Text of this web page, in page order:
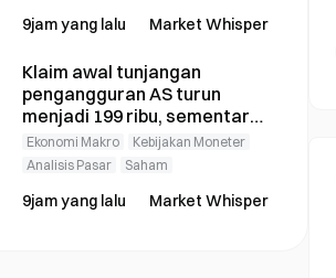
bergabung.
9jam yang lalu Market Whisper
Klaim awal tunjangan
pengangguran AS turun
menjadi 199 ribu, sementara
Bitcoin menghapus kenaikan
sebelumnya dan
$64.312.
Ekonomi Makro
Kebijakan Moneter
Analisis Pasar
Saham
9jam yang lalu Market Whisper